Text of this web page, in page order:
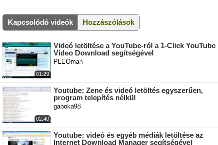
Kapcsolódó videók Hozzászólások
01:29
Videó letöltése a YouTube-ról a 1-Click YouTube
Video Download segítségével
PLEOman
02:40
Youtube: Zene és videó letöltés egyszerűen,
program telepítés nélkül
gaboka98
Youtube: videó és egyéb médiák letöltése az
Internet Download Manager segítségével